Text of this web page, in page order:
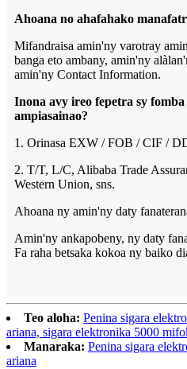
Ahoana no ahafahako
Mifandraisa amin'ny varotray
banga eto ambany, amin'ny
amin'ny Contact Information.
Inona avy ireo fepetra sy
ampiasainao?
1. Orinasa EXW / FOB / CIF /
2. T/T, L/C, Alibaba Trade
Western Union, sns.
Ahoana ny amin'ny daty
Amin'ny ankapobeny, ny daty
Fa raha betsaka kokoa ny baiko
Teo aloha: Penina sigara
ariana, sigara elektronika 5000
Manaraka: Penina sigara
ariana